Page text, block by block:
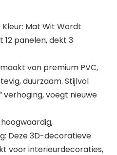
Kleur: Mat Wit Wordt
panelen, dekt 3
van premium PVC,
duurzaam. Stijlvol
verhoging, voegt nieuwe
Deze 3D-decoratieve
voor interieurdecoraties,